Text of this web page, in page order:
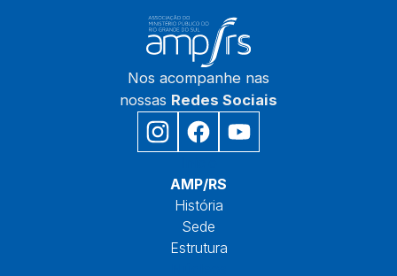
Nos acompanhe nas
nossas Redes Sociais
AMP/RS
História
Sede
Estrutura